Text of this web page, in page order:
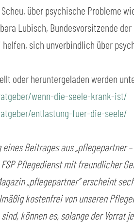
über psychische Probleme
Lubisch, Bundesvorsitzende der
helfen, sich unverbindlich über
oder heruntergeladen werden
wenn-die-seele-krank-ist/
entlastung-fuer-die-seele/
Beitrages aus „pflegepartner
Pflegedienst mit freundlicher
„pflegepartner“ erscheint
kostenfrei von unseren
können es, solange der Vorrat